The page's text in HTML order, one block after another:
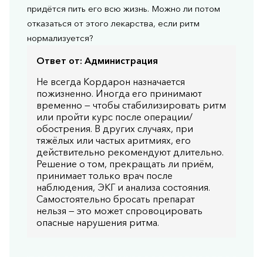
придётся пить его всю жизнь. Можно ли потом
отказаться от этого лекарства, если ритм
нормализуется?
Ответ от: Администрация
Не всегда Кордарон назначается
пожизненно. Иногда его принимают
временно — чтобы стабилизировать ритм
или пройти курс после операции/
обострения. В других случаях, при
тяжёлых или частых аритмиях, его
действительно рекомендуют длительно.
Решение о том, прекращать ли приём,
принимает только врач после
наблюдения, ЭКГ и анализа состояния.
Самостоятельно бросать препарат
нельзя — это может спровоцировать
опасные нарушения ритма.